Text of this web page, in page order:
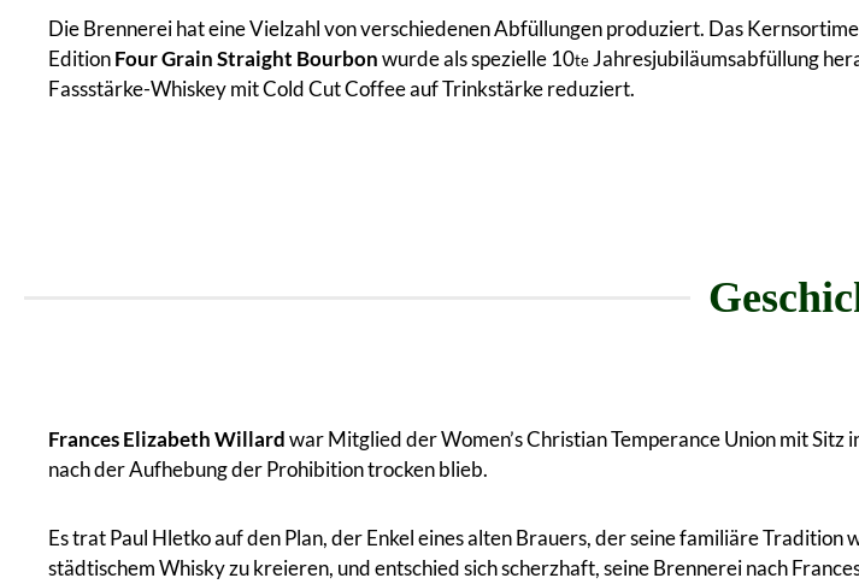
Die Brennerei hat eine Vielzahl von verschiedenen Abfüllungen produziert. Das
EditionFour Grain Straight Bourbonwurde als spezielle 10te Jahresjubiläumsabfüllung
Fassstärke-Whiskey mit Cold Cut Coffee auf Trinkstärke reduziert.
Frances Elizabeth Willardwar Mitglied der Women’s Christian Temperance Union mit Sitz
nach der Aufhebung der Prohibition trocken blieb.
Es trat Paul Hletko auf den Plan, der Enkel eines alten Brauers, der seine familiäre
städtischem Whisky zu kreieren, und entschied sich scherzhaft, seine Brennerei nach